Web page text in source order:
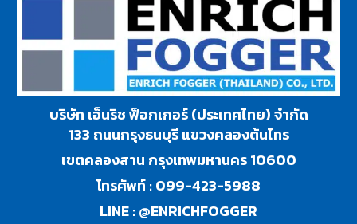
บริษัท เอ็นริช ฟ็อกเกอร์ (ประเทศไทย) จำกัด
133 ถนนกรุงธนบุรี แขวงคลองต้นไทร
เขตคลองสาน กรุงเทพมหานคร 10600
โทรศัพท์ :099-423-5988
LINE :@ENRICHFOGGER